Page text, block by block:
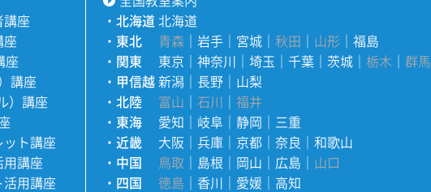
講座
座
座
講座
）講座
ット講座
用講座
用講座
・北海道 北海道
・ 東北 青森 ｜岩手 ｜ 宮城 ｜秋田 ｜ 山形 ｜福島
・ 関東 東京 ｜神奈川 ｜埼玉 ｜千葉 ｜茨城 ｜栃木 ｜群馬
・ 甲信越新潟 ｜ 長野 ｜ 山梨
・北陸 富山 ｜石川 ｜福井
・ 東海 愛知 ｜ 岐阜 ｜静岡 ｜ 三重
・近畿 大阪 ｜ 兵庫 ｜ 京都 ｜奈良 ｜和歌山
・ 中国 鳥取 ｜ 島根 ｜ 岡山 ｜ 広島 ｜ 山口
・ 四国 徳島 ｜ 香川 ｜ 愛媛 ｜ 高知